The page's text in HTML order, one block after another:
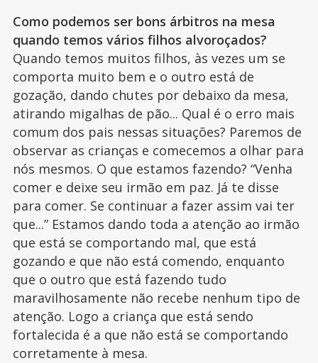
Como podemos ser bons árbitros na mesa
quando temos vários filhos alvoroçados?
Quando temos muitos filhos, às vezes um se
comporta muito bem e o outro está de
gozação, dando chutes por debaixo da mesa,
atirando migalhas de pão... Qual é o erro mais
comum dos pais nessas situações? Paremos de
observar as crianças e comecemos a olhar para
nós mesmos. O que estamos fazendo? “Venha
comer e deixe seu irmão em paz. Já te disse
para comer. Se continuar a fazer assim vai ter
que...” Estamos dando toda a atenção ao irmão
que está se comportando mal, que está
gozando e que não está comendo, enquanto
que o outro que está fazendo tudo
maravilhosamente não recebe nenhum tipo de
atenção. Logo a criança que está sendo
fortalecida é a que não está se comportando
corretamente à mesa.